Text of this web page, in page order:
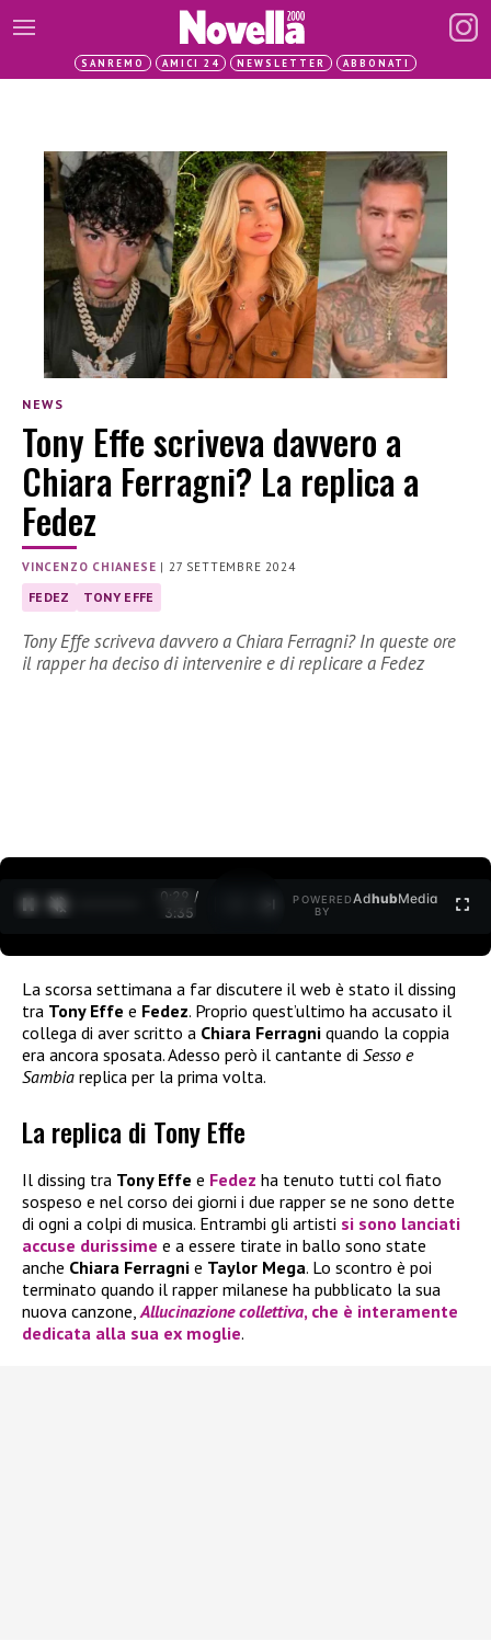
SANREMO AMICI 24 NEWSLETTER ABBONATI
NEWS
Tony Effe scriveva davvero a
Chiara Ferragni? La replica a
Fedez
VINCENZO CHIANESE |27 SETTEMBRE 2024
FEDEZ TONY EFFE
Tony Effe scriveva davvero a Chiara Ferragni? In queste ore
il rapper ha deciso di intervenire e di replicare a Fedez
0:30 /
3:35
POWERED
BY
AdhubMedia
La scorsa settimana a far discutere il web è stato il dissing
tra Tony Effe e Fedez. Proprio quest’ultimo ha accusato il
collega di aver scritto a Chiara Ferragni quando la coppia
era ancora sposata. Adesso però il cantante di Sesso e
Sambia replica per la prima volta.
La replica di Tony Effe
Il dissing tra Tony Effe e Fedez ha tenuto tutti col fiato
sospeso e nel corso dei giorni i due rapper se ne sono dette
di ogni a colpi di musica. Entrambi gli artisti si sono lanciati
accuse durissime e a essere tirate in ballo sono state
anche Chiara Ferragni e Taylor Mega. Lo scontro è poi
terminato quando il rapper milanese ha pubblicato la sua
nuova canzone,Allucinazione collettiva, che è interamente
dedicata alla sua ex moglie.